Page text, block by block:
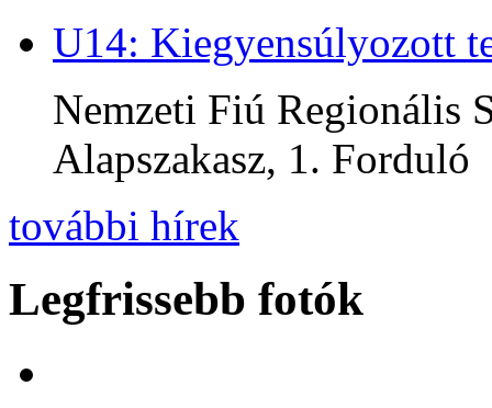
U14: Kiegyensúlyozott
Nemzeti Fiú Regionális
Alapszakasz, 1. Forduló
további hírek
Legfrissebb fotók